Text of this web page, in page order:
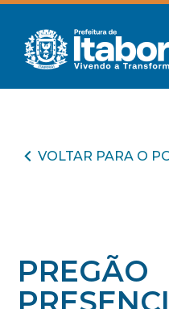
VOLTAR PARA O
PREGÃO